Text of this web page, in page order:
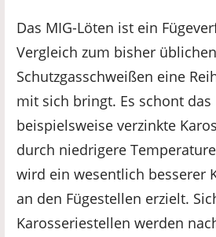
Das MIG-Löten ist ein
Vergleich zum bisher üblichen
Schutzgasschweißen eine
mit sich bringt. Es schont
beispielsweise verzinkte
durch niedrigere
wird ein wesentlich besserer
an den Fügestellen erzielt.
Karosseriestellen werden